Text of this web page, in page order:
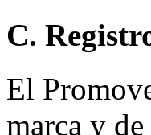
C.
El
marca y